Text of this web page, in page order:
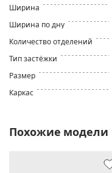
Ширина
Ширина по дну
Количество отделений
Тип застёжки
Размер
Каркас
Похожие модели